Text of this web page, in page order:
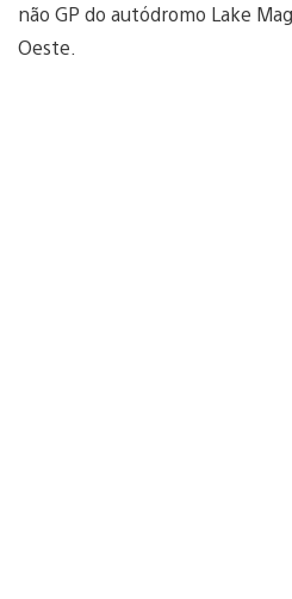
não GP do autódromo Lake
Oeste.